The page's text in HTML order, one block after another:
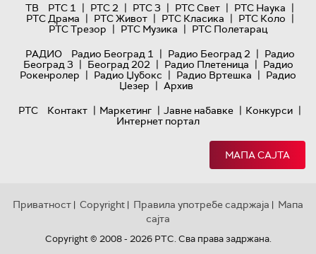
ТВ
РТС 1 | РТС 2 | РТС 3 | РТС Свет | РТС Наука |
РТС Драма | РТС Живот | РТС Класика | РТС Коло |
РТС Трезор | РТС Музика | РТС Полетарац
РАДИО
Радио Београд 1 | Радио Београд 2 | Радио
Београд 3 | Београд 202 | Радио Плетеница | Радио
Рокенролер | Радио Џубокс | Радио Вртешка | Радио
Џезер | Архив
РТС
Контакт | Маркетинг | Јавне набавке | Конкурси |
Интернет портал
МАПА САЈТА
Приватност | Copyright | Правила употребе садржаја | Мапа
сајта
Copyright © 2008 - 2026 РТС. Сва права задржана.